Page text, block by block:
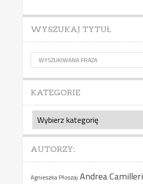
WYSZUKAJ TYTUŁ
KATEGORIE
Kategorie
AUTORZY:
Agnieszka Płoszaj Andrea Camilleri